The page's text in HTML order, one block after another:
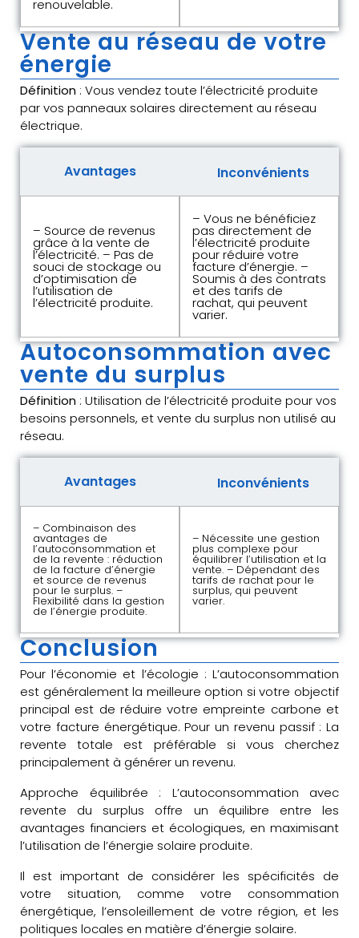
renouvelable.
Vente au réseau de votre
énergie
Définition : Vous vendez toute l’électricité produite
par vos panneaux solaires directement au réseau
électrique.
Avantages Inconvénients
– Source de revenus
grâce à la vente de
l’électricité. – Pas de
souci de stockage ou
d’optimisation de
l’utilisation de
l’électricité produite.
– Vous ne bénéficiez
pas directement de
l’électricité produite
pour réduire votre
facture d’énergie. –
Soumis à des contrats
et des tarifs de
rachat, qui peuvent
varier.
Autoconsommation avec
vente du surplus
Définition : Utilisation de l’électricité produite pour vos
besoins personnels, et vente du surplus non utilisé au
réseau.
Avantages Inconvénients
– Combinaison des
avantages de
l’autoconsommation et
de la revente : réduction
de la facture d’énergie
et source de revenus
pour le surplus. –
Flexibilité dans la gestion
de l’énergie produite.
– Nécessite une gestion
plus complexe pour
équilibrer l’utilisation et la
vente. – Dépendant des
tarifs de rachat pour le
surplus, qui peuvent
varier.
Conclusion
Pour l’économie et l’écologie : L’autoconsommation
est généralement la meilleure option si votre objectif
principal est de réduire votre empreinte carbone et
votre facture énergétique. Pour un revenu passif : La
revente totale est préférable si vous cherchez
principalement à générer un revenu.
Approche équilibrée : L’autoconsommation avec
revente du surplus offre un équilibre entre les
avantages financiers et écologiques, en maximisant
l’utilisation de l’énergie solaire produite.
Il est important de considérer les spécificités de
votre situation, comme votre consommation
énergétique, l’ensoleillement de votre région, et les
politiques locales en matière d’énergie solaire.